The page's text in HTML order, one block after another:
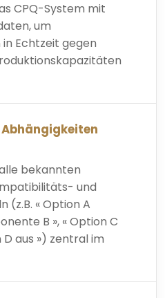
CPQ-System mit
um
Echtzeit gegen
bekannten
und
(z.B. « Option A
B », « Option C
aus ») zentral im